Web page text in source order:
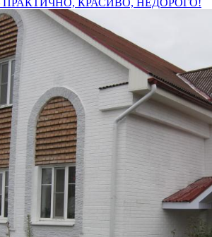
ПРАКТИЧНО, КРАСИВО, НЕДОРОГО!